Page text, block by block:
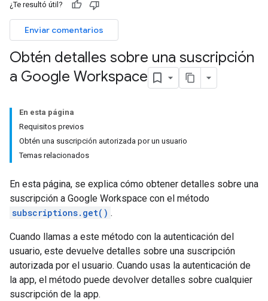
¿Te resultó útil?
Enviar comentarios
Obtén detalles sobre una suscripción
a Google Workspace
En esta página
Requisitos previos
Obtén una suscripción autorizada por un usuario
Temas relacionados
En esta página, se explica cómo obtener detalles sobre una
suscripción a Google Workspace con el método
subscriptions.get() .
Cuando llamas a este método con la autenticación del
usuario, este devuelve detalles sobre una suscripción
autorizada por el usuario. Cuando usas la autenticación de
la app, el método puede devolver detalles sobre cualquier
suscripción de la app.